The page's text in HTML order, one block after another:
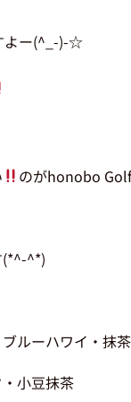
よー(^_-)-☆
のがhonobo
(*^-^*)
ルーハワイ・抹茶
小豆抹茶